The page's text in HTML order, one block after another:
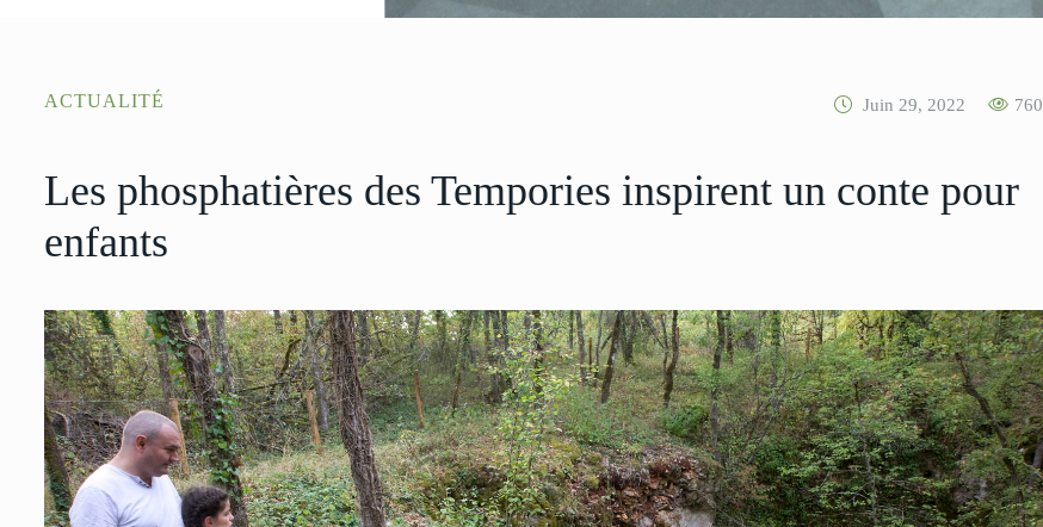
ACTUALITÉ Juin 29, 2022 760
Les phosphatières des Tempories inspirent un conte pour
enfants